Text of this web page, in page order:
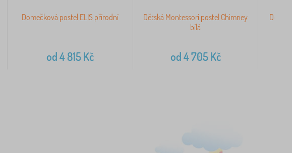
Domečková postel ELIS přírodní
od4 815Kč
Dětská Montessori postel Chimney
bílá
od4 705Kč